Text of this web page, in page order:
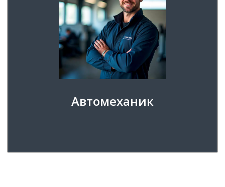
Автомеханик
ПОДРОБНЕЕ
ПОДАТЬ ЗАЯВКУ